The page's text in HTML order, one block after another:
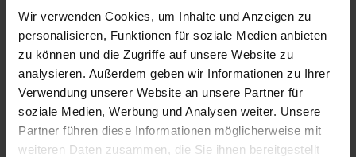
Wir verwenden Cookies, um Inhalte und Anzeigen zu
personalisieren, Funktionen für soziale Medien anbieten
zu können und die Zugriffe auf unsere Website zu
analysieren. Außerdem geben wir Informationen zu Ihrer
Verwendung unserer Website an unsere Partner für
soziale Medien, Werbung und Analysen weiter. Unsere
Partner führen diese Informationen möglicherweise mit
weiteren Daten zusammen, die Sie ihnen bereitgestellt
Wandauslassdose WAD
SP-97056001
Kuppeldose U 71 KUD